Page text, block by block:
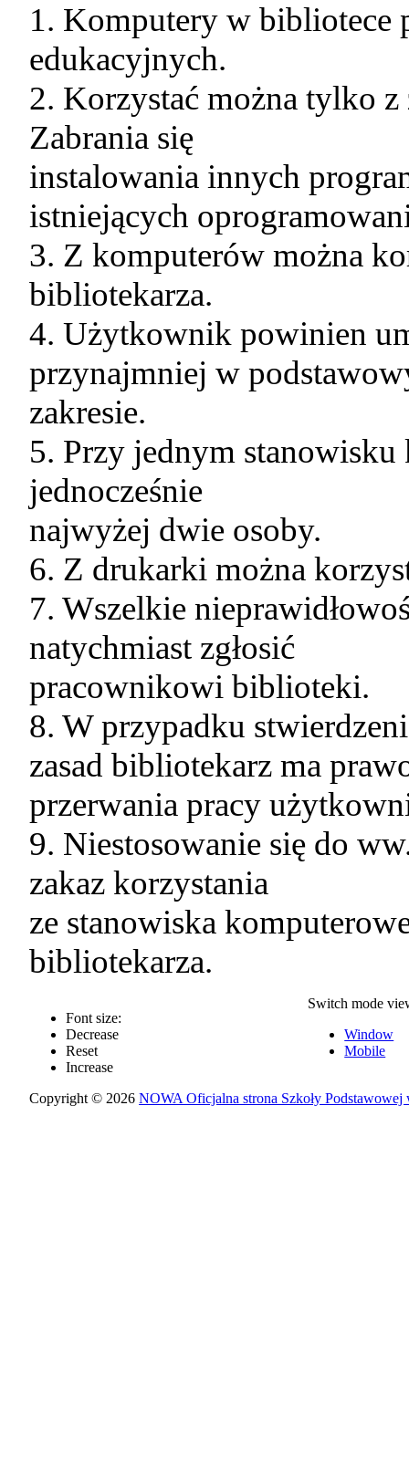
1. Komputery w bibliotece
edukacyjnych.
2. Korzystać można tylko
Zabrania się
instalowania innych
istniejących
3. Z komputerów można
bibliotekarza.
4. Użytkownik powinien
przynajmniej w
zakresie.
5. Przy jednym
jednocześnie
najwyżej dwie osoby.
6. Z drukarki można
7. Wszelkie
natychmiast zgłosić
pracownikowi biblioteki.
8. W przypadku
zasad bibliotekarz ma
przerwania pracy
9. Niestosowanie się do
zakaz korzystania
ze stanowiska
bibliotekarza.
Font size:
Decrease
Reset
Increase
Switch mode
Window
Mobile
Copyright © 2026NOWA Oficjalna strona Szkoły